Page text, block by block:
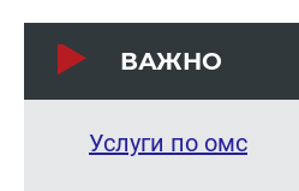
ВАЖНО
Услуги по омс